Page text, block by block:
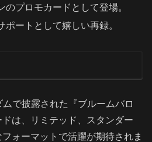
のプロモカードとして登場。
ポートとして嬉しい再録。
で披露された『ブルームバロ
は、リミテッド、スタンダー
ォーマットで活躍が期待されま